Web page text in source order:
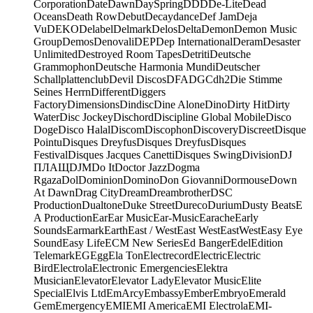
CorporationDateDawnDaySpringDDDDe-LiteDead
OceansDeath RowDebutDecaydanceDef JamDeja
VuDEKODelabelDelmarkDelosDeltaDemonDemon Music
GroupDemosDenovaliDEPDep InternationalDeramDesaster
UnlimitedDestroyed Room TapesDetritiDeutsche
GrammophonDeutsche Harmonia MundiDeutscher
SchallplattenclubDevil DiscosDFADGCdh2Die Stimme
Seines HerrnDifferentDiggers
FactoryDimensionsDindiscDine AloneDinoDirty HitDirty
WaterDisc JockeyDischordDiscipline Global MobileDisco
DogeDisco HalalDiscomDiscophonDiscoveryDiscreetDisque
PointuDisques DreyfusDisques DreyfusDisques
FestivalDisques Jacques CanettiDisques SwingDivisionDJ
ПЛАЩDJMDo ItDoctor JazzDogma
RgazaDolDominionDominoDon GiovanniDormouseDown
At DawnDrag CityDreamDreambrotherDSC
ProductionDualtoneDuke StreetDurecoDuriumDusty BeatsE
A ProductionEarEar MusicEar-MusicEaracheEarly
SoundsEarmarkEarthEast / WestEast WestEastWestEasy Eye
SoundEasy LifeECM New SeriesEd BangerEdelEdition
TelemarkEGEggEla TonElectrecordElectricElectric
BirdElectrolaElectronic EmergenciesElektra
MusicianElevatorElevator LadyElevator MusicElite
SpecialElvis LtdEmArcyEmbassyEmberEmbryoEmerald
GemEmergencyEMIEMI AmericaEMI ElectrolaEMI-